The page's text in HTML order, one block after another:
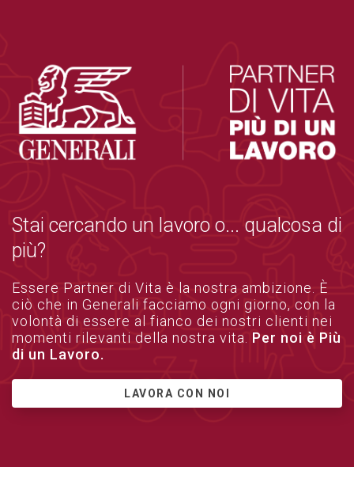
Stai cercando un lavoro o... qualcosa di
più?
Essere Partner di Vita è la nostra ambizione. È
ciò che in Generali facciamo ogni giorno, con la
volontà di essere al fianco dei nostri clienti nei
momenti rilevanti della nostra vita. Per noi è Più
di un Lavoro.
LAVORA CON NOI